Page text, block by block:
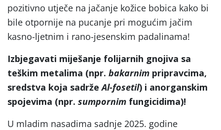
pozitivno utječe na jačanje kožice bobica kako bi
bile otpornije na pucanje pri mogućim jačim
kasno-ljetnim i rano-jesenskim padalinama!
Izbjegavati miješanje folijarnih gnojiva sa
teškim metalima (npr. bakarnim pripravcima,
sredstva koja sadržeAl-fosetil) i anorganskim
spojevima (npr. sumpornim fungicidima)!
U mladim nasadima sadnje 2025. godine